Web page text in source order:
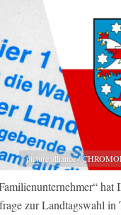
picture alliance /
hat
zur Landtagswahl in